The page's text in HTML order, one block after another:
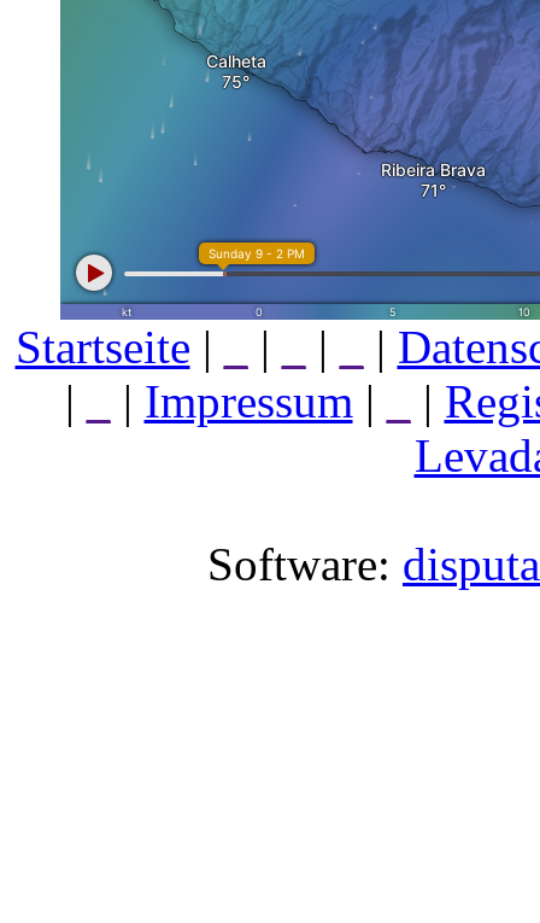
Startseite | | | |
|
| Impressum | |
Software: